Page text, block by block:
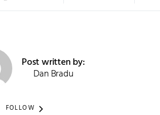
Post written by:
Dan Bradu
FOLLOW